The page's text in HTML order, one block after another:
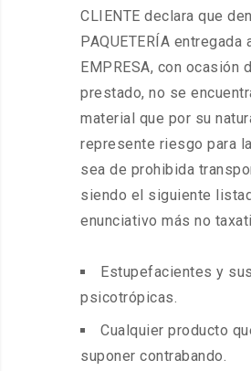
CLIENTE declara que
PAQUETERÍA entregada
EMPRESA, con ocasión
prestado, no se
material que por su
represente riesgo para
sea de prohibida
siendo el siguiente
enunciativo más no
Estupefacientes y
psicotrópicas.
Cualquier producto
suponer contrabando.